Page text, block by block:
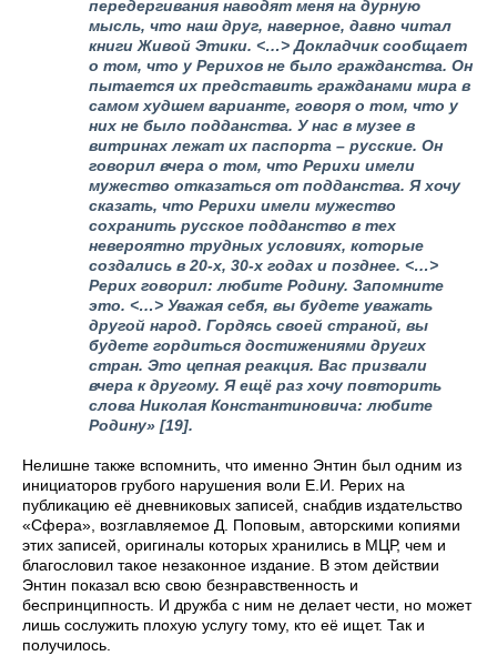
передергивания наводят меня на дурную
мысль, что наш друг, наверное, давно читал
книги Живой Этики. <…> Докладчик сообщает
о том, что у Рерихов не было гражданства. Он
пытается их представить гражданами мира в
самом худшем варианте, говоря о том, что у
них не было подданства. У нас в музее в
витринах лежат их паспорта – русские. Он
говорил вчера о том, что Рерихи имели
мужество отказаться от подданства. Я хочу
сказать, что Рерихи имели мужество
сохранить русское подданство в тех
невероятно трудных условиях, которые
создались в 20-х, 30-х годах и позднее. <…>
Рерих говорил: любите Родину. Запомните
это. <…> Уважая себя, вы будете уважать
другой народ. Гордясь своей страной, вы
будете гордиться достижениями других
стран. Это цепная реакция. Вас призвали
вчера к другому. Я ещё раз хочу повторить
слова Николая Константиновича: любите
Родину» [19].
Нелишне также вспомнить, что именно Энтин был одним из
инициаторов грубого нарушения воли Е.И. Рерих на
публикацию её дневниковых записей, снабдив издательство
«Сфера», возглавляемое Д. Поповым, авторскими копиями
этих записей, оригиналы которых хранились в МЦР, чем и
благословил такое незаконное издание. В этом действии
Энтин показал всю свою безнравственность и
беспринципность. И дружба с ним не делает чести, но может
лишь сослужить плохую услугу тому, кто её ищет. Так и
получилось.